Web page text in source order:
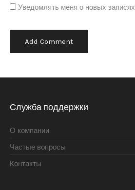
Уведомлять меня о новых
Служба поддержки
О компании
Частые вопросы
Контакты